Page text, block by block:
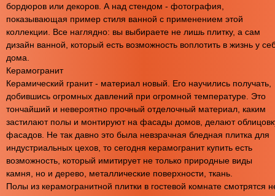
бордюров или декоров. А над стендом - фотография,
показывающая пример стиля ванной с применением этой
коллекции. Все наглядно: вы выбираете не лишь плитку, а сам
дизайн ванной, который есть возможность воплотить в жизнь у
дома.
Керамогранит
Керамический гранит - материал новый. Его научились получать,
добившись огромных давлений при огромной температуре. Это
тончайший и невероятно прочный отделочный материал, каким
застилают полы и монтируют на фасады домов, делают
фасадов. Не так давно это была невзрачная бледная плитка для
индустриальных цехов, то сегодня керамогранит купить есть
возможность, который имитирует не только природные виды
камня, но и дерево, металлические поверхности, ткань.
Полы из керамогранитной плитки в гостевой комнате смотрятся